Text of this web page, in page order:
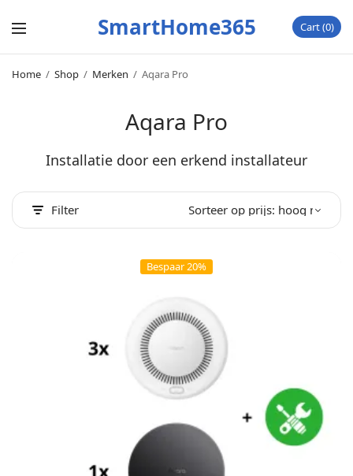
SmartHome365 Cart 0
Home / Shop / Merken / Aqara Pro
Aqara Pro
Installatie door een erkend installateur
Filter
Bespaar 20%